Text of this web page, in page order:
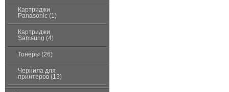
Картриджи
Panasonic (1)
Картриджи
Samsung (4)
Тонеры (26)
Чернила для
принтеров (13)